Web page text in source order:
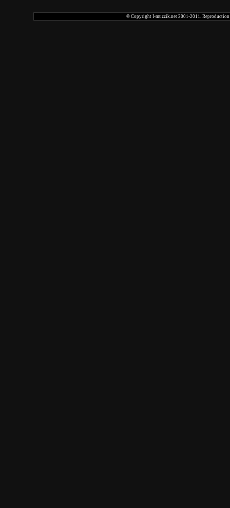
© Copyright I-muzzik.net 2001-2011. Reproduction